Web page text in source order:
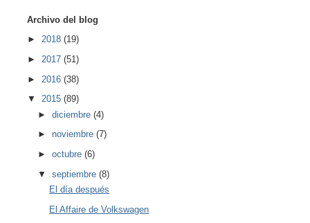
Archivo del blog
► 2018 (19)
► 2017 (51)
► 2016 (38)
▼ 2015 (89)
►diciembre(4)
►noviembre(7)
►octubre(6)
▼septiembre(8)
El día después
El Affaire de Volkswagen